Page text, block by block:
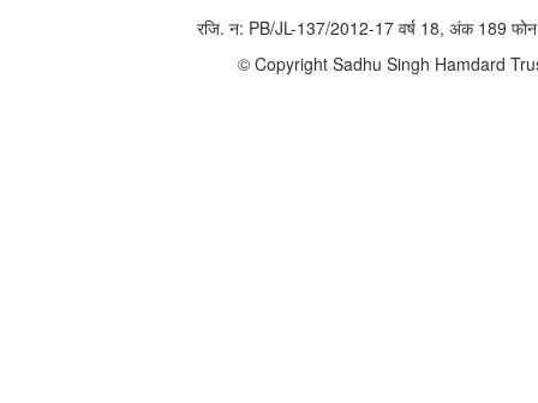
रजि. न: PB/JL-137/2012-17 वर्ष 18, अंक 189
© Copyright Sadhu Singh Hamdard